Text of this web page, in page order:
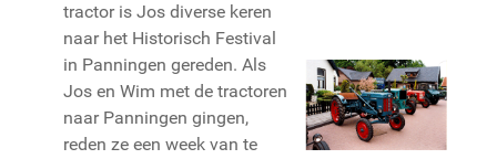
tractor is Jos diverse keren
naar het Historisch Festival
in Panningen gereden. Als
Jos en Wim met de tractoren
naar Panningen gingen,
reden ze een week van te